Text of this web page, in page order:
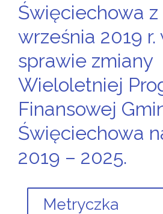
Święciechowa
września 2019 r.
sprawie zmiany
Wieloletniej
Finansowej
Święciechowa
2019 – 2025.
Metryczka